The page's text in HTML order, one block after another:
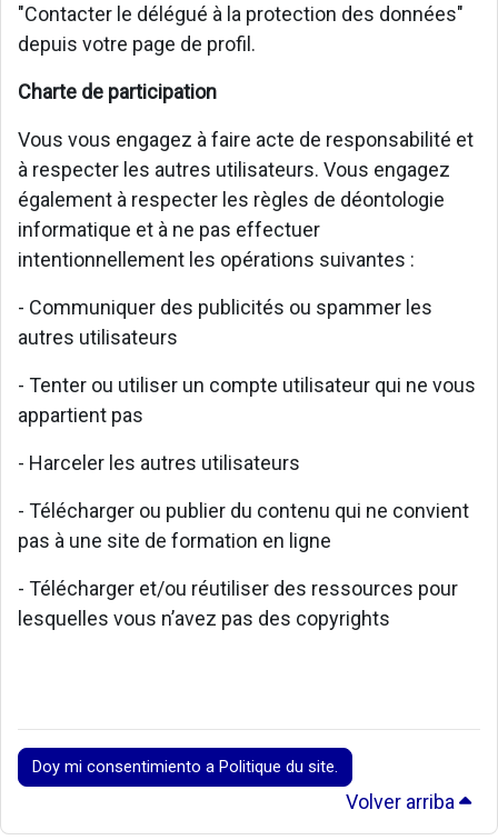
"Contacter le délégué à la protection des données"
depuis votre page de profil.
Charte de participation
Vous vous engagez à faire acte de responsabilité et
à respecter les autres utilisateurs. Vous engagez
également à respecter les règles de déontologie
informatique et à ne pas effectuer
intentionnellement les opérations suivantes :
- Communiquer des publicités ou spammer les
autres utilisateurs
- Tenter ou utiliser un compte utilisateur qui ne vous
appartient pas
- Harceler les autres utilisateurs
- Télécharger ou publier du contenu qui ne convient
pas à une site de formation en ligne
- Télécharger et/ou réutiliser des ressources pour
lesquelles vous n’avez pas des copyrights
Doy mi consentimiento a Politique du site.
Volver arriba